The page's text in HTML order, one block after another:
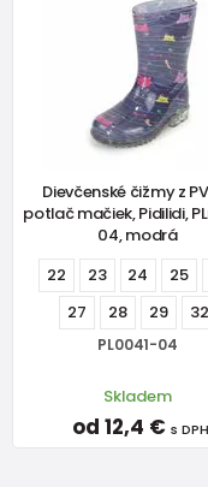
Dievčenské čižmy z
potlač mačiek, Pidilidi,
04, modrá
22
23 24 25
27
28 29 32
PL0041-04
Skladem
od 12,4 € s DPH